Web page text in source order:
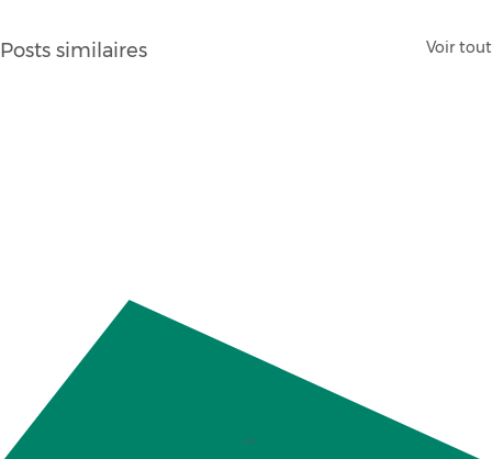
Posts similaires Voir tout